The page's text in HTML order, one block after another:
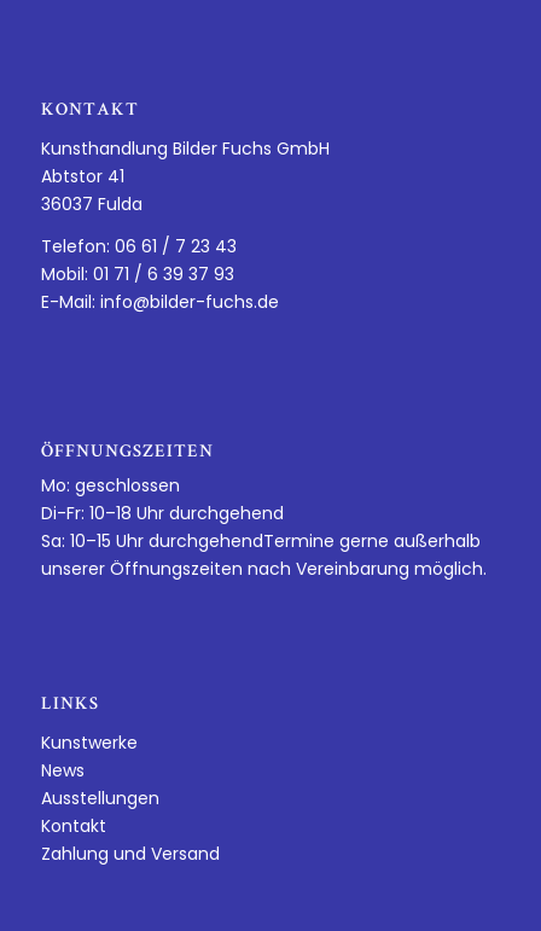
KONTAKT
Kunsthandlung Bilder Fuchs GmbH
Abtstor 41
36037 Fulda
Telefon: 06 61 / 7 23 43
Mobil: 01 71 / 6 39 37 93
E-Mail: info@bilder-fuchs.de
ÖFFNUNGSZEITEN
Mo: geschlossen
Di-Fr: 10–18 Uhr durchgehend
Sa: 10–15 Uhr durchgehendTermine gerne außerhalb
unserer Öffnungszeiten nach Vereinbarung möglich.
LINKS
Kunstwerke
News
Ausstellungen
Kontakt
Zahlung und Versand